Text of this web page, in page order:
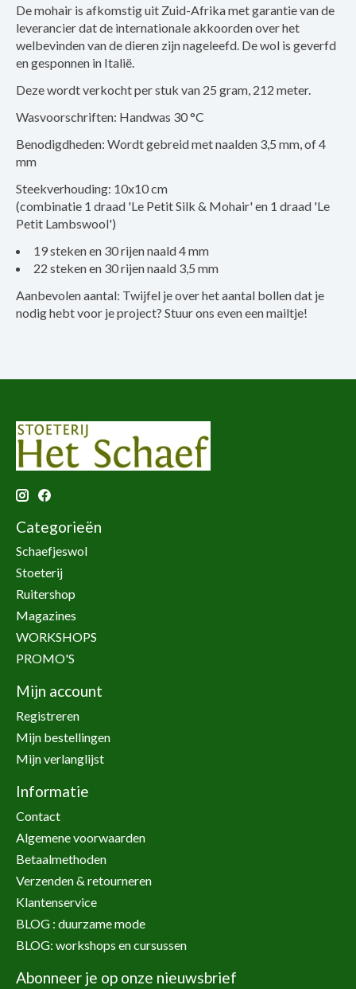
De mohair is afkomstig uit Zuid-Afrika met garantie van de
leverancier dat de internationale akkoorden over het
welbevinden van de dieren zijn nageleefd. De wol is geverfd
en gesponnen in Italië.
Deze wordt verkocht per stuk van 25 gram, 212 meter.
Wasvoorschriften: Handwas 30 °C
Benodigdheden: Wordt gebreid met naalden 3,5 mm, of 4
mm
Steekverhouding: 10x10 cm
(combinatie 1 draad 'Le Petit Silk & Mohair' en 1 draad 'Le
Petit Lambswool')
19 steken en 30 rijen naald 4 mm
22 steken en 30 rijen naald 3,5 mm
Aanbevolen aantal: Twijfel je over het aantal bollen dat je
nodig hebt voor je project? Stuur ons even een mailtje!
Categorieën
Schaefjeswol
Stoeterij
Ruitershop
Magazines
WORKSHOPS
PROMO'S
Mijn account
Registreren
Mijn bestellingen
Mijn verlanglijst
Informatie
Contact
Algemene voorwaarden
Betaalmethoden
Verzenden & retourneren
Klantenservice
BLOG : duurzame mode
BLOG: workshops en cursussen
Abonneer je op onze nieuwsbrief